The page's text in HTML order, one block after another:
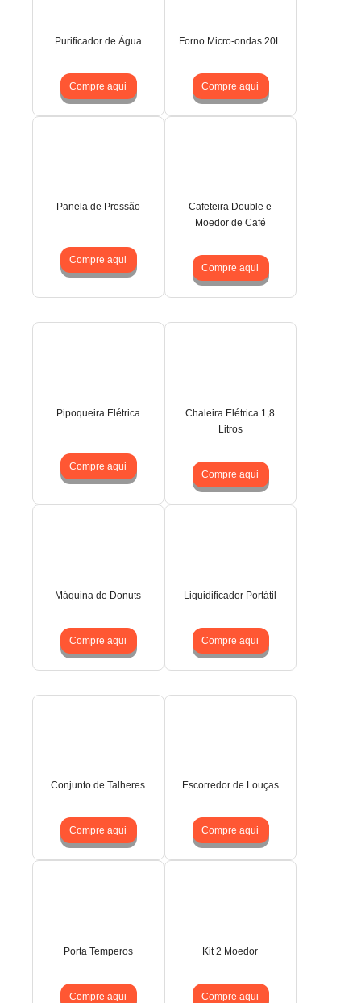
Purificador de Água
Compre aqui
Forno Micro-ondas 20L
Compre aqui
Panela de Pressão
Compre aqui
Cafeteira Double e
Moedor de Café
Compre aqui
Pipoqueira Elétrica
Compre aqui
Chaleira Elétrica 1,8
Litros
Compre aqui
Máquina de Donuts
Compre aqui
Liquidificador Portátil
Compre aqui
Conjunto de Talheres
Compre aqui
Escorredor de Louças
Compre aqui
Porta Temperos
Compre aqui
Kit 2 Moedor
Compre aqui